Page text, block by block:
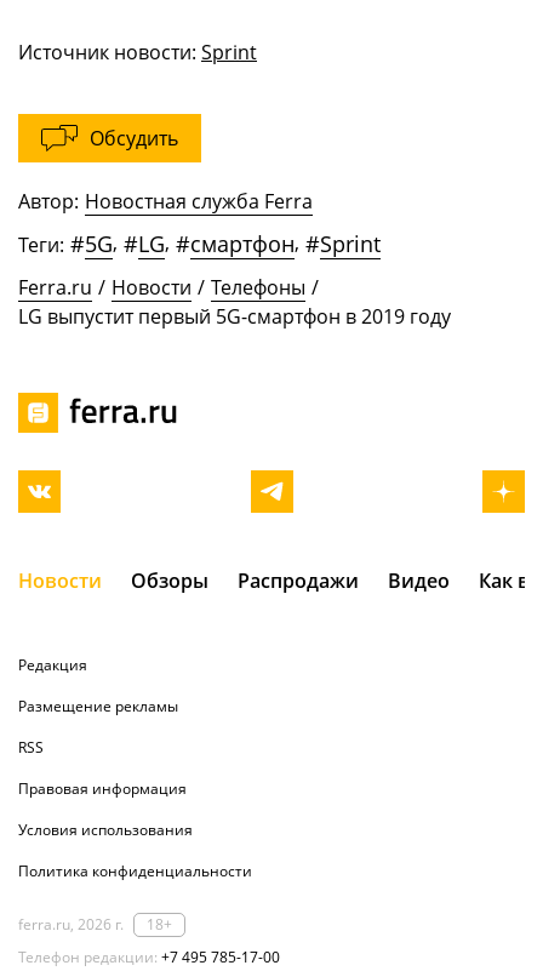
Источник новости: Sprint
Обсудить
Автор: Новостная служба Ferra
Теги: #5G, #LG, #смартфон, #Sprint
Ferra.ru / Новости / Телефоны /
LG выпустит первый 5G-смартфон в 2019 году
Новости Обзоры Распродажи Видео Как
Редакция
Размещение рекламы
RSS
Правовая информация
Условия использования
Политика конфиденциальности
ferra.ru, 2026 г.
18+
Телефон редакции: +7 495 785-17-00